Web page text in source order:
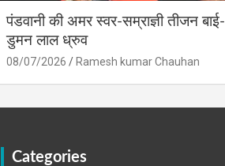
पंडवानी की अमर स्वर-सम्राज्ञी तीजन बाई-
डुमन लाल ध्रुव
08/07/2026 Ramesh kumar Chauhan
Categories